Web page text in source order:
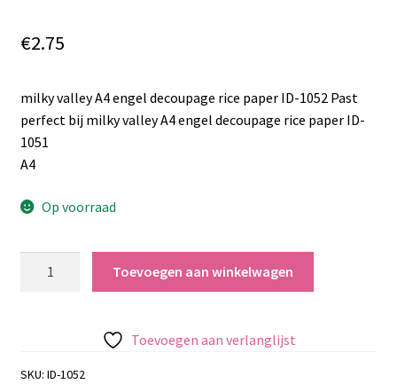
€2.75
milky valley A4 engel decoupage rice paper ID-1052 Past
perfect bij milky valley A4 engel decoupage rice paper ID-
1051
A4
Op voorraad
rice
Toevoegen aan winkelwagen
Toevoegen aan verlanglijst
SKU: ID-1052